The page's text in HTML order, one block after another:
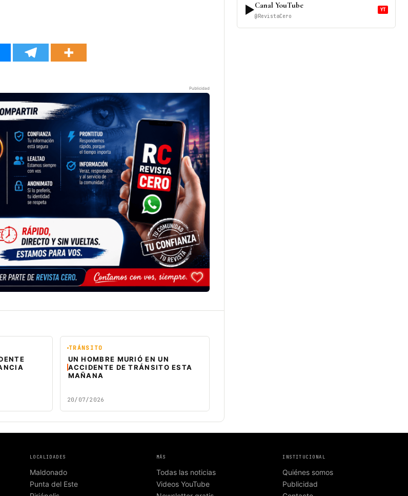
Publicidad
TRÁNSITO
UN HOMBRE MURIÓ EN UN
ACCIDENTE DE TRÁNSITO ESTA
MAÑANA
20/07/2026
▶Canal YouTube
@RevistaCero
YT
LOCALIDADES
Maldonado
Punta del Este
MÁS
Todas las noticias
Videos YouTube
INSTITUCIONAL
Quiénes somos
Publicidad